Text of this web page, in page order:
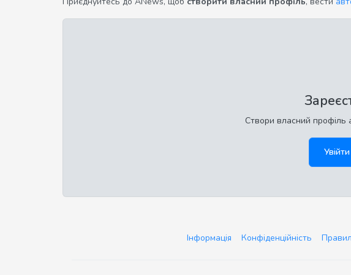
Створи власний профіль
Інформація Конфіденційність